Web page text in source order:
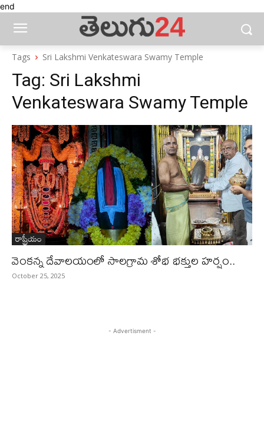
end
Tags Sri Lakshmi Venkateswara Swamy Temple
Tag: Sri Lakshmi
Venkateswara Swamy Temple
రాష్ట్రీయం
వెంకన్న దేవాలయంలో సాలగ్రామ శోభ భక్తుల హర్షం..
October 25, 2025
- Advertisment -